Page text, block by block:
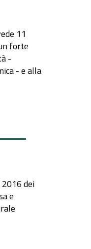
11
forte
-
- e alla
dei
e